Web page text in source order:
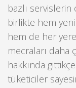
bazlı servislerin
birlikte hem
hem de her
mecraları daha
hakkında
tüketiciler